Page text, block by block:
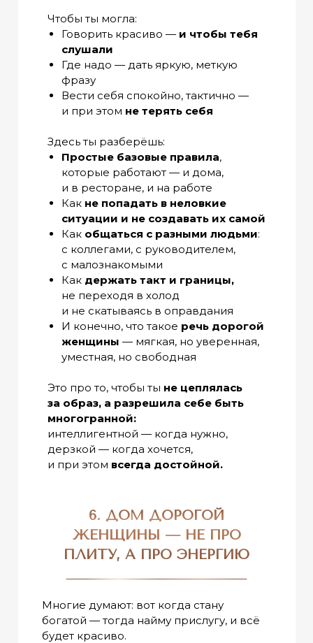
6. ДОМ ДОРОГОЙ
ЖЕНЩИНЫ — НЕ ПРО
ПЛИТУ, А ПРО ЭНЕРГИЮ
Многие думают: вот когда стану
богатой — тогда найму прислугу, и всё
будет красиво.
Чтобы ты могла:
Говорить красиво — и чтобы тебя
слушали
Где надо — дать яркую, меткую
фразу
Вести себя спокойно, тактично —
и при этом не терять себя
Здесь ты разберёшь:
Простые базовые правила,
которые работают — и дома,
и в ресторане, и на работе
Как не попадать в неловкие
ситуации и не создавать их самой
Как общаться с разными людьми:
с коллегами, с руководителем,
с малознакомыми
Как держать такт и границы,
не переходя в холод
и не скатываясь в оправдания
И конечно, что такое речь дорогой
женщины — мягкая, но уверенная,
уместная, но свободная
Это про то, чтобы ты не цеплялась
за образ, а разрешила себе быть
многогранной:
интеллигентной — когда нужно,
дерзкой — когда хочется,
и при этом всегда достойной.